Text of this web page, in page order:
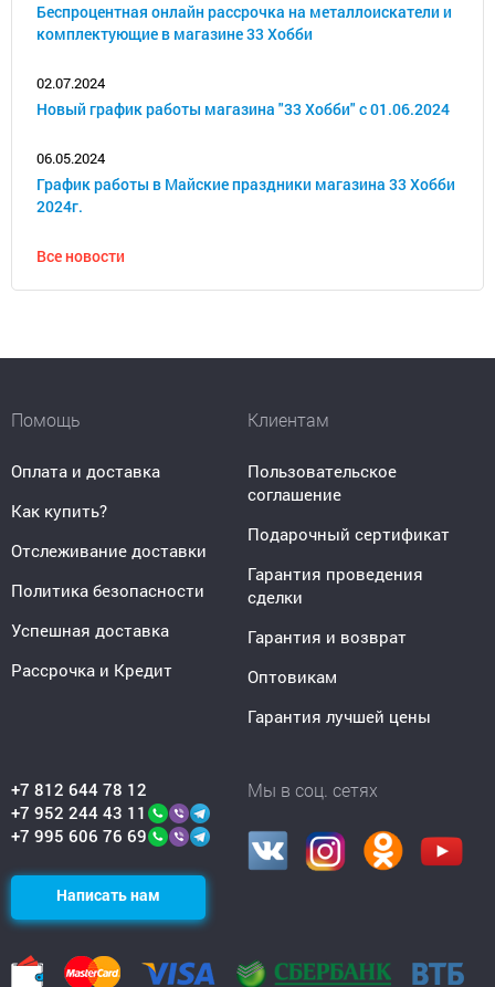
Беспроцентная онлайн рассрочка на металлоискатели и
комплектующие в магазине 33 Хобби
02.07.2024
Новый график работы магазина "33 Хобби" с 01.06.2024
06.05.2024
График работы в Майские праздники магазина 33 Хобби
2024г.
Все новости
Помощь
Оплата и доставка
Как купить?
Отслеживание доставки
Политика безопасности
Успешная доставка
Рассрочка и Кредит
Клиентам
Пользовательское
соглашение
Подарочный сертификат
Гарантия проведения
сделки
Гарантия и возврат
Оптовикам
Гарантия лучшей цены
+7 812 644 78 12
+7 952 244 43 11
+7 995 606 76 69
Написать нам
Мы в соц. сетях